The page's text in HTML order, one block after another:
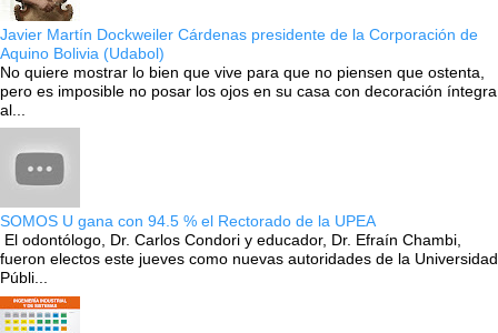
Javier Martín Dockweiler Cárdenas presidente de la Corporación de
Aquino Bolivia (Udabol)
No quiere mostrar lo bien que vive para que no piensen que ostenta,
pero es imposible no posar los ojos en su casa con decoración íntegra
al...
SOMOS U gana con 94.5 % el Rectorado de la UPEA
El odontólogo, Dr. Carlos Condori y educador, Dr. Efraín Chambi,
fueron electos este jueves como nuevas autoridades de la Universidad
Públi...